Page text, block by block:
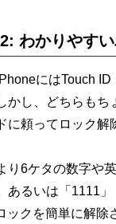
わかりやす
にはTouch ID
かし、どちらもち
に頼ってロック解
6ケタの数字や
あるいは「1111
ックを簡単に解除